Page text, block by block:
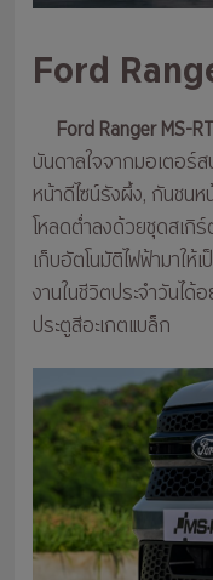
Ford
Ford Ranger MS-
บันดาลใจจากมอเตอร์
หน้าดีไซน์รังผึ้ง, กันชน
โหลดต่ำลงด้วยชุดสเกิ
เก็บอัตโนมัติไฟฟ้ามาใ
งานในชีวิตประจำวันได้
ประตูสีอะเกตแบล็ก